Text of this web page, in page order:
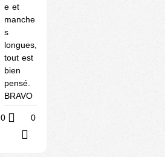
e et
manche
s
longues,
tout est
bien
pensé.
BRAVO
0 0